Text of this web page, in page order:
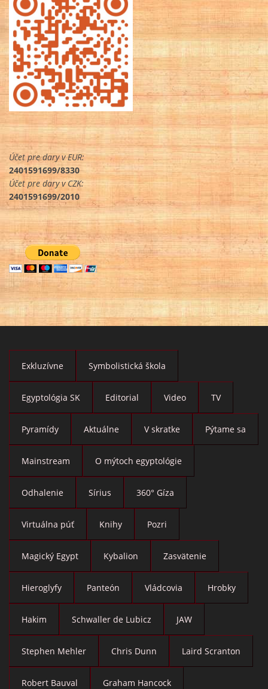
Účet pre dary v EUR:
2401591699/8330
Účet pre dary v CZK:
2401591699/2010
Exkluzívne Symbolistická škola
Egyptológia SK Editorial Video TV
Pyramídy Aktuálne V skratke Pýtame sa
Mainstream O mýtoch egyptológie
Odhalenie Sírius 360° Gíza
Virtuálna púť Knihy Pozri
Magický Egypt Kybalion Zasvätenie
Hieroglyfy Panteón Vládcovia Hrobky
Hakim Schwaller de Lubicz JAW
Stephen Mehler Chris Dunn Laird Scranton
Robert Bauval Graham Hancock